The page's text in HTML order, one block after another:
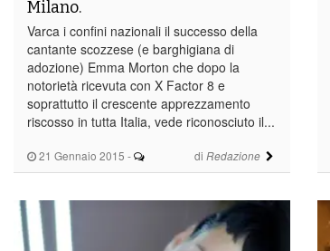
21 Gennaio 2015 - di Redazione
Milano.
Varca i confini nazionali il successo della
cantante scozzese (e barghigiana di
adozione) Emma Morton che dopo la
notorietà ricevuta con X Factor 8 e
soprattutto il crescente apprezzamento
riscosso in tutta Italia, vede riconosciuto il...